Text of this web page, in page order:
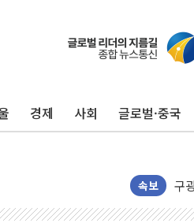
경제 사회 글로벌·중국
속보
유
리
뉴
김